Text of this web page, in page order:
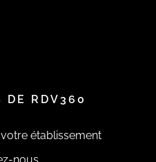
DE RDV360
établissement